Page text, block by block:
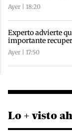
Ayer | 18:20
Experto advierte
importante
Ayer | 17:50
Lo + visto